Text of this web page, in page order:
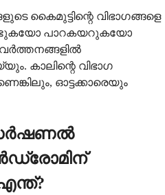
കൈമുട്ടിന്റെ വിഭാഗങ്ങളെ
പാറകയറുകയോ
കാലിന്റെ വിഭാഗ
ഓട്ടക്കാരെയും